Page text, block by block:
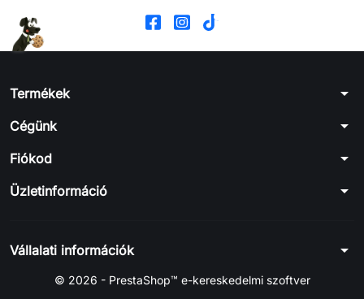
Termékek arrow_drop_down
Cégünk arrow_drop_down
Fiókod arrow_drop_down
Üzletinformáció arrow_drop_down
Vállalati információk arrow_drop_down
© 2026 - PrestaShop™ e-kereskedelmi szoftver